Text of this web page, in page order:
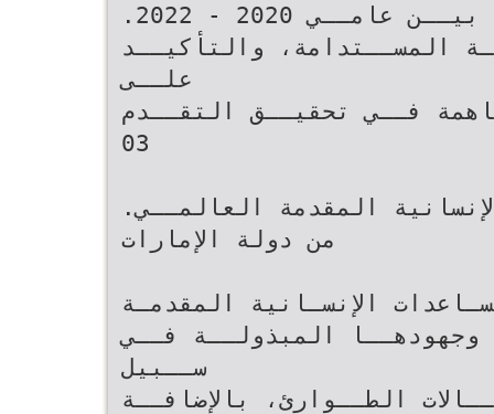
‫المقدمــة مــا بيــن عامــي ‪.2022 - 2020‬‬
‫الخارجيــة وأهــداف التنميــة المســتدامة‪ ،‬والتأكيــد
علــى‬
فــي تحقيــق التقــدم‬
‫‪03‬‬
‫العالمــي‪.‬‬ ‫المساعدات الإنسانية المقدمة‬
‫من دولة الإمارات‬
الإنسـانية المقدمـة‬
وجهودهــا المبذولــة فــي
ســبيل‬
‫التخفيــف مــن آثــار حــالات الطــوارئ‪ ،‬بالإضافــة